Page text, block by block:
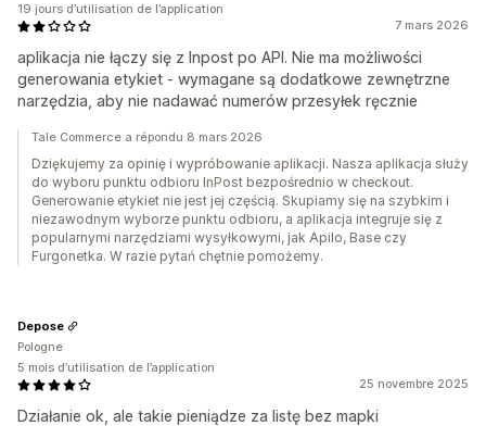
7 mars 2026
aplikacja nie łączy się z Inpost po API. Nie ma możliwości
generowania etykiet - wymagane są dodatkowe zewnętrzne
narzędzia, aby nie nadawać numerów przesyłek ręcznie
19 jours d’utilisation de l’application
Tale Commerce a répondu 8 mars 2026
Dziękujemy za opinię i wypróbowanie aplikacji. Nasza aplikacja służy
do wyboru punktu odbioru InPost bezpośrednio w checkout.
Generowanie etykiet nie jest jej częścią. Skupiamy się na szybkim i
niezawodnym wyborze punktu odbioru, a aplikacja integruje się z
popularnymi narzędziami wysyłkowymi, jak Apilo, Base czy
Furgonetka. W razie pytań chętnie pomożemy.
25 novembre 2025
Działanie ok, ale takie pieniądze za listę bez mapki
Depose
Pologne
5 mois d’utilisation de l’application